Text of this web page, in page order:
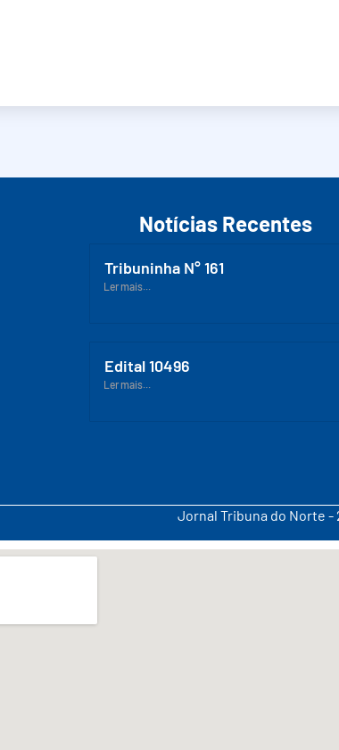
Notícias Recentes
Tribuninha N° 161
Ler mais...
Edital 10496
Ler mais...
Jornal Tribuna do Norte -